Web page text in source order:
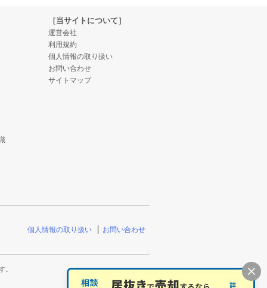
［当サイトについて］
運営会社
利用規約
個人情報の取り扱い
お問い合わせ
サイトマップ
個人情報の取り扱い
お問い合わせ
。